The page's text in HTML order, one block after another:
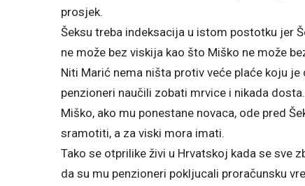
prosjek.
Šeksu treba indeksacija u istom postotku jer
ne može bez viskija kao što Miško ne može
Niti Marić nema ništa protiv veće plaće koju
penzioneri naučili zobati mrvice i nikada dosta.
Miško, ako mu ponestane novaca, ode pred
sramotiti, a za viski mora imati.
Tako se otprilike živi u Hrvatskoj kada se sve
da su mu penzioneri pokljucali proračunsku